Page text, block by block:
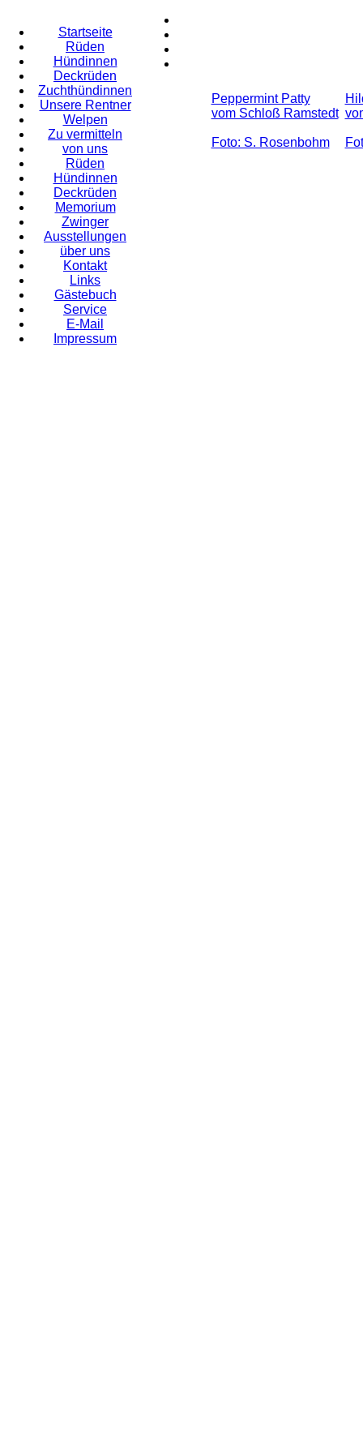
Startseite
Rüden
Hündinnen
Deckrüden
Zuchthündinnen
Unsere Rentner
Welpen
Zu vermitteln
von uns
Rüden
Hündinnen
Deckrüden
Memorium
Zwinger
Ausstellungen
über uns
Kontakt
Links
Gästebuch
Service
E-Mail
Impressum
Peppermint Patty
vom Schloß Ramstedt
Foto: S. Rosenbohm